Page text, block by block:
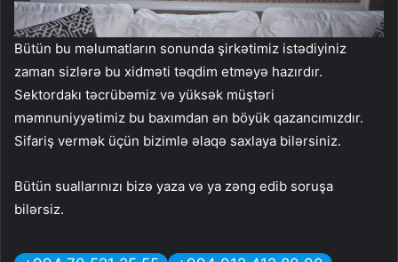
Bütün bu məlumatların sonunda şirkətimiz istədiyiniz
zaman sizlərə bu xidməti təqdim etməyə hazırdır.
Sektordakı təcrübəmiz və yüksək müştəri
məmnuniyyətimiz bu baxımdan ən böyük qazancımızdır.
Sifariş vermək üçün bizimlə əlaqə saxlaya bilərsiniz.
Bütün suallarınızı bizə yaza və ya zəng edib soruşa
bilərsiz.